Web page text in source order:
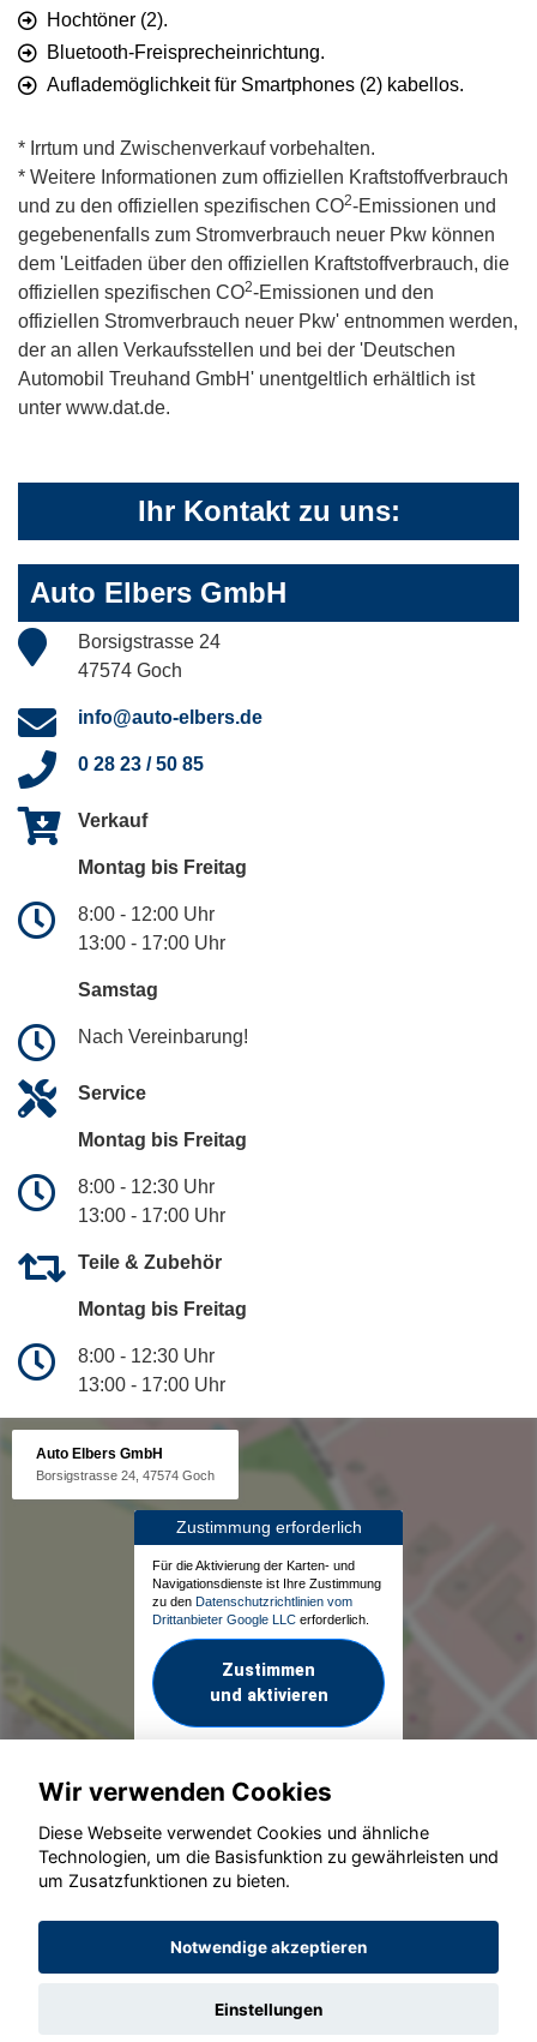
Hochtöner (2).
Bluetooth-Freisprecheinrichtung.
Auflademöglichkeit für Smartphones (2) kabellos.
* Irrtum und Zwischenverkauf vorbehalten.
* Weitere Informationen zum offiziellen Kraftstoffverbrauch
und zu den offiziellen spezifischen CO2-Emissionen und
gegebenenfalls zum Stromverbrauch neuer Pkw können
dem 'Leitfaden über den offiziellen Kraftstoffverbrauch, die
offiziellen spezifischen CO2-Emissionen und den
offiziellen Stromverbrauch neuer Pkw' entnommen werden,
der an allen Verkaufsstellen und bei der 'Deutschen
Automobil Treuhand GmbH' unentgeltlich erhältlich ist
unter www.dat.de.
Ihr Kontakt zu uns:
Auto Elbers GmbH
Borsigstrasse 24
47574 Goch
info@auto-elbers.de
0 28 23 / 50 85
Verkauf
Montag bis Freitag
8:00 - 12:00 Uhr
13:00 - 17:00 Uhr
Samstag
Nach Vereinbarung!
Service
Montag bis Freitag
8:00 - 12:30 Uhr
13:00 - 17:00 Uhr
Teile & Zubehör
Montag bis Freitag
8:00 - 12:30 Uhr
13:00 - 17:00 Uhr
Auto Elbers GmbH
Borsigstrasse 24, 47574 Goch
Zustimmung erforderlich
Für die Aktivierung der Karten- und
Navigationsdienste ist Ihre Zustimmung
zu den Datenschutzrichtlinien vom
Drittanbieter Google LLC erforderlich.
Zustimmen
und aktivieren
© konjunkturmotor.de GmbH 2020 - 2026
Wir verwenden Cookies
Diese Webseite verwendet Cookies und ähnliche
Technologien, um die Basisfunktion zu gewährleisten und
um Zusatzfunktionen zu bieten.
Notwendige akzeptieren
Einstellungen